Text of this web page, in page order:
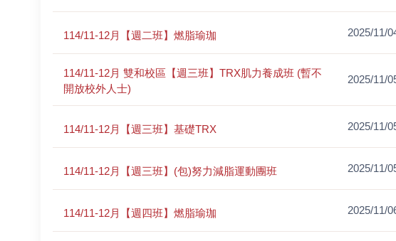
114/11-12月【週二班】燃脂瑜珈 2025/11/
114/11-12月 雙和校區【週三班】TRX肌力養成班 (暫不
開放校外人士)
2025/11/
114/11-12月【週三班】基礎TRX 2025/11/
114/11-12月【週三班】(包)努力減脂運動團班 2025/11/
114/11-12月【週四班】燃脂瑜珈 2025/11/